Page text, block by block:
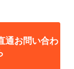
通お問い合わ